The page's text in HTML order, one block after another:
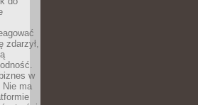
zdarzył,
w
ma